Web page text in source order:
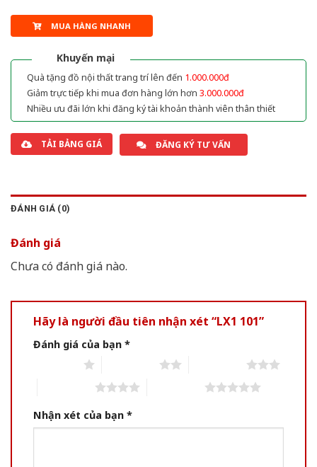
MUA HÀNG NHANH
Khuyến mại
Quà tặng đồ nội thất trang trí lên đến 1.000.000đ
Giảm trực tiếp khi mua đơn hàng lớn hơn 3.000.000đ
Nhiều ưu đãi lớn khi đăng ký tài khoản thành viên thân thiết
TẢI BẢNG GIÁ ĐĂNG KÝ TƯ VẤN
ĐÁNH GIÁ (0)
Đánh giá
Chưa có đánh giá nào.
Hãy là người đầu tiên nhận xét “LX1 101”
Đánh giá của bạn *
Nhận xét của bạn *